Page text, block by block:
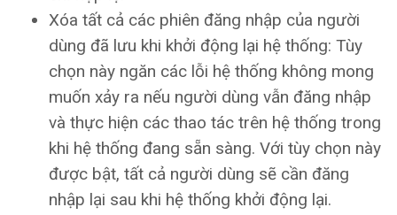
Xóa tất cả các phiên đăng nhập của người
dùng đã lưu khi khởi động lại hệ thống: Tùy
chọn này ngăn các lỗi hệ thống không mong
muốn xảy ra nếu người dùng vẫn đăng nhập
và thực hiện các thao tác trên hệ thống trong
khi hệ thống đang sẵn sàng. Với tùy chọn này
được bật, tất cả người dùng sẽ cần đăng
nhập lại sau khi hệ thống khởi động lại.